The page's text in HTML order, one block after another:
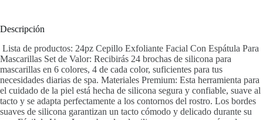
Descripción
Lista de productos: 24pz Cepillo Exfoliante Facial Con Espátula Para
Mascarillas Set de Valor: Recibirás 24 brochas de silicona para
mascarillas en 6 colores, 4 de cada color, suficientes para tus
necesidades diarias de spa. Materiales Premium: Esta herramienta para
el cuidado de la piel está hecha de silicona segura y confiable, suave al
tacto y se adapta perfectamente a los contornos del rostro. Los bordes
suaves de silicona garantizan un tacto cómodo y delicado durante su